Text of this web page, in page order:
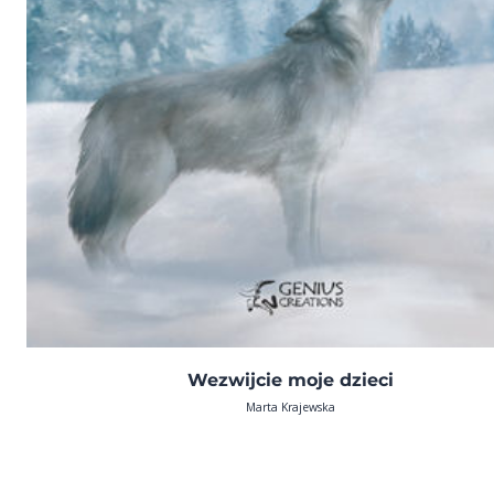
Wezwijcie moje dzieci
Marta Krajewska